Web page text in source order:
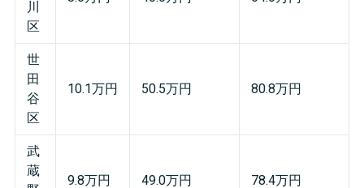
川
区
世
田
谷
区
10.1万円 50.5万円 80.8万円
武
蔵
9.8万円 49.0万円 78.4万円